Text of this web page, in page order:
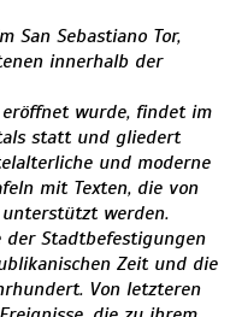
San Sebastiano Tor,
innerhalb der
wurde, findet im
statt und gliedert
und moderne
mit Texten, die von
werden.
der Stadtbefestigungen
Zeit und die
Von letzteren